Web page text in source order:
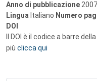
Anno di pubblicazione 2007
Lingua Italiano Numero
DOI
Il DOI è il codice a barre
più clicca qui